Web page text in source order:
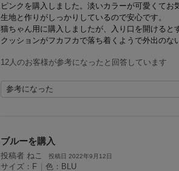
ピンクを購入しました。 淡いカラーが可愛くてお
生地と作りがしっかりしているので安心です。
猫ちゃん用に購入しましたが、入り口を開けると
クッションがフカフカで落ち着くようで外出のな
12人のお客様が参考になったと回答しています
参考になった
ブルーを購入
投稿者 ねこ 投稿日 2022年9月12日
サイズ：F 色：BLU